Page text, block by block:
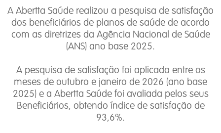
A Abertta Saúde realizou a pesquisa de satisfação
dos beneficiários de planos de saúde de acordo
com as diretrizes da Agência Nacional de Saúde
(ANS) ano base 2025.
A pesquisa de satisfação foi aplicada entre os
meses de outubro e janeiro de 2026 (ano base
2025) e a Abertta Saúde foi avaliada pelos seus
Beneficiários, obtendo índice de satisfação de
93,6%.